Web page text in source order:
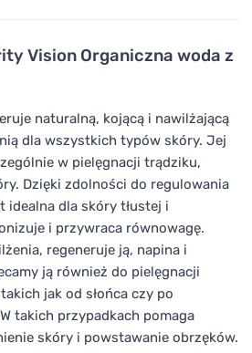
Vision Organiczna woda z
naturalną, kojącą i nawilżającą
dla wszystkich typów skóry. Jej
w pielęgnacji trądziku,
Dzięki zdolności do regulowania
idealna dla skóry tłustej i
i przywraca równowagę.
regeneruje ją, napina i
ją również do pielęgnacji
jak od słońca czy po
takich przypadkach pomaga
skóry i powstawanie obrzęków.